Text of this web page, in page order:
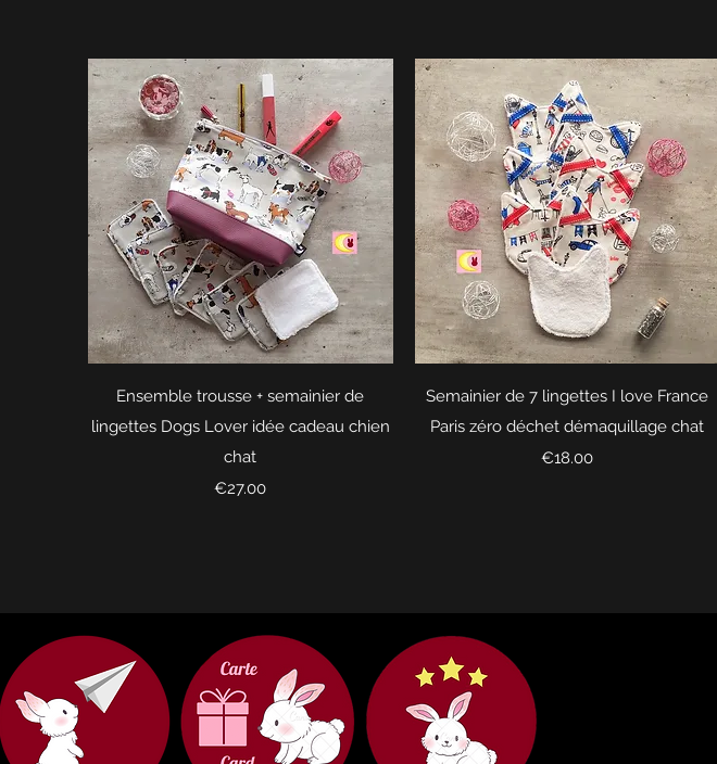
Quick View
Ensemble trousse + semainier de
lingettes Dogs Lover idée cadeau chien
chat
Price
€27.00
Quick View
Semainier de 7 lingettes I love France
Paris zéro déchet démaquillage chat
Price
€18.00